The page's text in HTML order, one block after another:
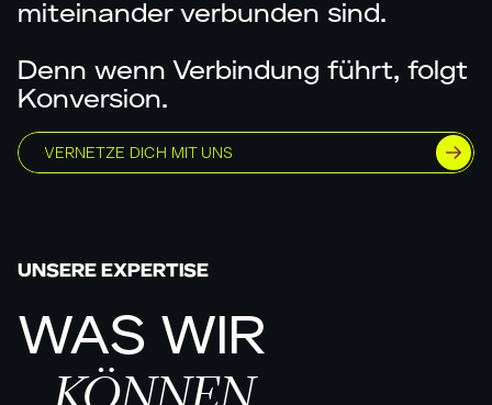
miteinander verbunden sind.
Denn wenn Verbindung führt, folgt
Konversion.
VERNETZE DICH MIT UNS
UNSERE EXPERTISE
WAS WIR